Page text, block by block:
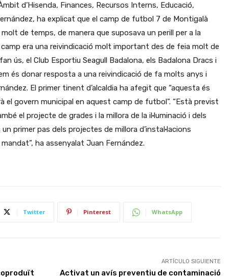
d’Hisenda, Finances, Recursos Interns, Educació,
ha explicat que el camp de futbol 7 de Montigalà
de temps, de manera que suposava un perill per a la
camp era una reivindicació molt important des de feia molt de
ús, el Club Esportiu Seagull Badalona, els Badalona Dracs i
és donar resposta a una reivindicació de fa molts anys i
El primer tinent d’alcaldia ha afegit que “aquesta és
el govern municipal en aquest camp de futbol”. “Està previst
el projecte de grades i la millora de la il·luminació i dels
primer pas dels projectes de millora d’instal·lacions
ha assenyalat Juan Fernández.
Twitter Pinterest WhatsApp
ARTÍCULO SIGUIENTE
Activat un avís preventiu de contaminació